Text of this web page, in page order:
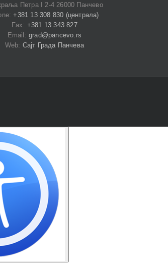
Петра I 2-4 26000 Панчево
+381 13 308 830 (централа)
Fax: +381 13 343 827
Email:grad@pancevo.rs
Web: Сајт Града Панчева